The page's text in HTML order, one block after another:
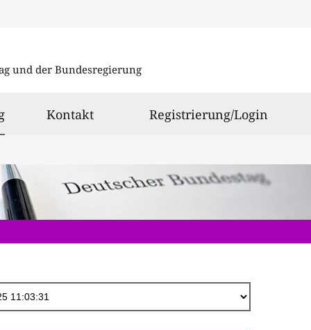
und der Bundesregierung
ausgewählt
Kontakt Registrierung/Login